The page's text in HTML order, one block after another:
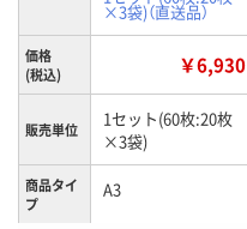
×3袋)（直送品）
価格
(税込)
￥6,930
販売単位
1セット(60枚:20枚
×3袋)
商品タイ
プ
A3